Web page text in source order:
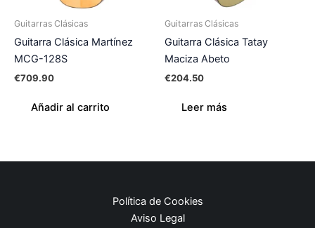
Guitarras Clásicas
Guitarra Clásica Martínez
MCG-128S
€709.90
Añadir al carrito
Guitarras Clásicas
Guitarra Clásica Tatay
Maciza Abeto
€204.50
Leer más
Política de Cookies
Aviso Legal